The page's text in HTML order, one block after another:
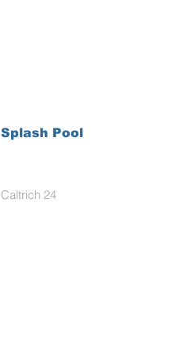
Splash Pool
Caltrich 24